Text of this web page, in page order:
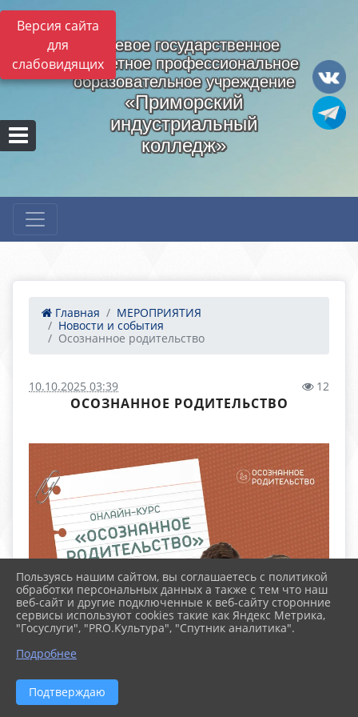
Версия сайта
для
слабовидящих
Краевое государственное
бюджетное профессиональное
образовательное учреждение
«Приморский
индустриальный
колледж»
Главная
МЕРОПРИЯТИЯ
Новости и события
Осознанное родительство
10.10.2025 03:39 12
ОСОЗНАННОЕ РОДИТЕЛЬСТВО
Пользуясь нашим сайтом, вы соглашаетесь с политикой
обработки персональных данных а также с тем что наш
веб-сайт и другие подключенные к веб-сайту сторонние
сервисы используют cookies такие как Яндекс Метрика,
"Госуслуги", "PRO.Культура", "Спутник аналитика".
Подробнее
Подтверждаю